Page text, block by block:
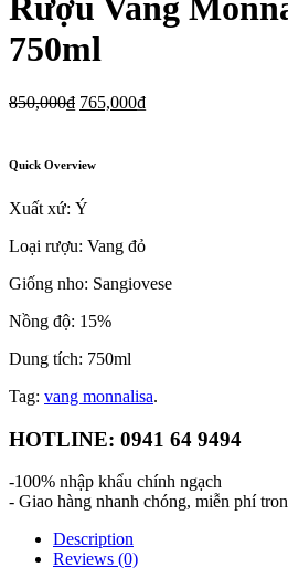
750ml
850,000₫ 765,000₫
Quick Overview
Xuất xứ: Ý
Loại rượu: Vang đỏ
Giống nho: Sangiovese
Nồng độ: 15%
Dung tích: 750ml
Tag: vang monnalisa.
HOTLINE: 0941 64 9494
-100% nhập khẩu chính ngạch
- Giao hàng nhanh chóng, miễn phí
Description
Reviews (0)